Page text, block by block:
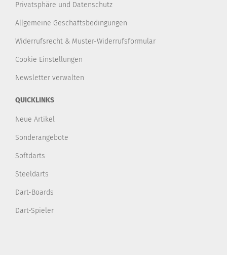
Privatsphäre und Datenschutz
Allgemeine Geschäftsbedingungen
Widerrufsrecht & Muster-Widerrufsformular
Cookie Einstellungen
Newsletter verwalten
QUICKLINKS
Neue Artikel
Sonderangebote
Softdarts
Steeldarts
Dart-Boards
Dart-Spieler